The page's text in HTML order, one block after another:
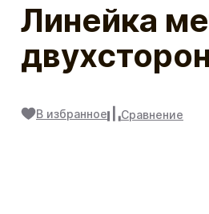
Линейка
В избранное Сравнение